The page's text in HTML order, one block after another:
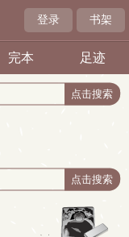
登录 书架
完本 足迹